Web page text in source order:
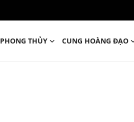
PHONG THỦY CUNG HOÀNG ĐẠO